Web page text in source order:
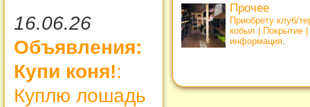
16.06.26
Объявления:
Купи коня!:
Куплю лошадь
Прочее
Приобрету клуб/
кобыл | Покрытие
информация